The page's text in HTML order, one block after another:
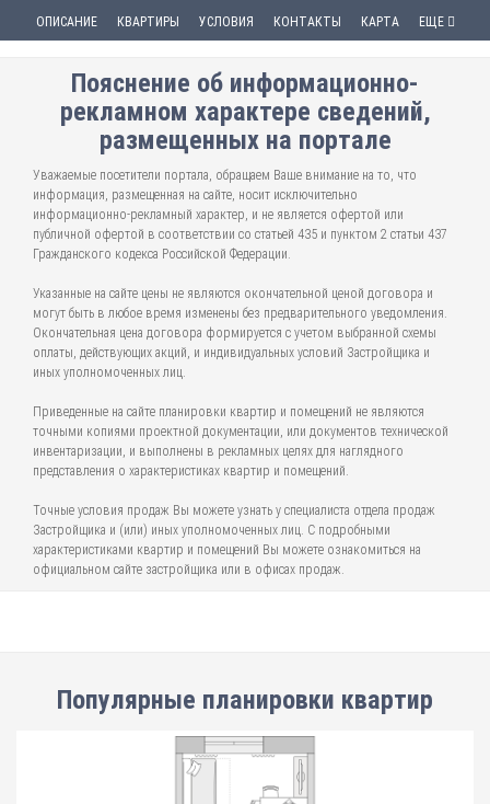
ОПИСАНИЕ КВАРТИРЫ УСЛОВИЯ КОНТАКТЫ КАРТА ЕЩЕ
Пояснение об информационно-
рекламном характере сведений,
размещенных на портале
Уважаемые посетители портала, обращаем Ваше внимание на то, что
информация, размещенная на сайте, носит исключительно
информационно-рекламный характер, и не является офертой или
публичной офертой в соответствии со статьей 435 и пунктом 2 статьи 437
Гражданского кодекса Российской Федерации.
Указанные на сайте цены не являются окончательной ценой договора и
могут быть в любое время изменены без предварительного уведомления.
Окончательная цена договора формируется с учетом выбранной схемы
оплаты, действующих акций, и индивидуальных условий Застройщика и
иных уполномоченных лиц.
Приведенные на сайте планировки квартир и помещений не являются
точными копиями проектной документации, или документов технической
инвентаризации, и выполнены в рекламных целях для наглядного
представления о характеристиках квартир и помещений.
Точные условия продаж Вы можете узнать у специалиста отдела продаж
Застройщика и (или) иных уполномоченных лиц. С подробными
характеристиками квартир и помещений Вы можете ознакомиться на
официальном сайте застройщика или в офисах продаж.
Популярные планировки квартир